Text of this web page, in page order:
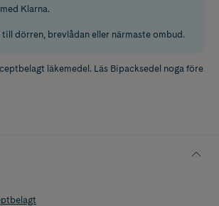
Klarna.
till dörren, brevlådan eller närmaste ombud.
läkemedel. Läs Bipacksedel noga före